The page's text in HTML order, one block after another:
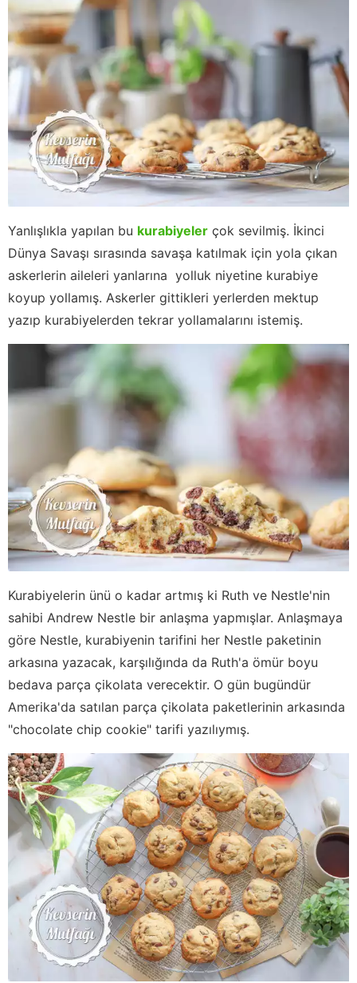
Yanlışlıkla yapılan bu kurabiyeler çok sevilmiş. İkinci
Dünya Savaşı sırasında savaşa katılmak için yola çıkan
askerlerin aileleri yanlarına yolluk niyetine kurabiye
koyup yollamış. Askerler gittikleri yerlerden mektup
yazıp kurabiyelerden tekrar yollamalarını istemiş.
Kurabiyelerin ünü o kadar artmış ki Ruth ve Nestle'nin
sahibi Andrew Nestle bir anlaşma yapmışlar. Anlaşmaya
göre Nestle, kurabiyenin tarifini her Nestle paketinin
arkasına yazacak, karşılığında da Ruth'a ömür boyu
bedava parça çikolata verecektir. O gün bugündür
Amerika'da satılan parça çikolata paketlerinin arkasında
"chocolate chip cookie" tarifi yazılıymış.